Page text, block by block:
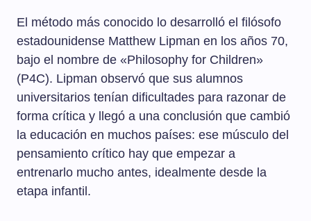
El método más conocido lo desarrolló el filósofo
estadounidense Matthew Lipman en los años 70,
bajo el nombre de «Philosophy for Children»
(P4C). Lipman observó que sus alumnos
universitarios tenían dificultades para razonar de
forma crítica y llegó a una conclusión que cambió
la educación en muchos países: ese músculo del
pensamiento crítico hay que empezar a
entrenarlo mucho antes, idealmente desde la
etapa infantil.